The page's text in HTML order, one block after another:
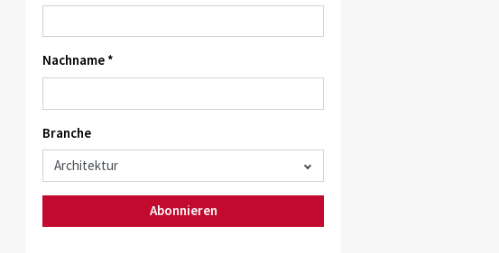
Nachname *
Branche
Abonnieren